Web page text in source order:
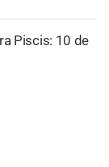
Piscis: 10 de